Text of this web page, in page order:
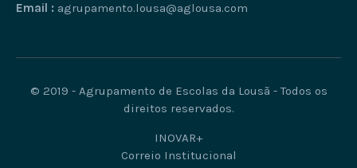
Email : agrupamento.lousa@aglousa.com
© 2019 - Agrupamento de Escolas da Lousã - Todos os
direitos reservados.
INOVAR+
Correio Institucional